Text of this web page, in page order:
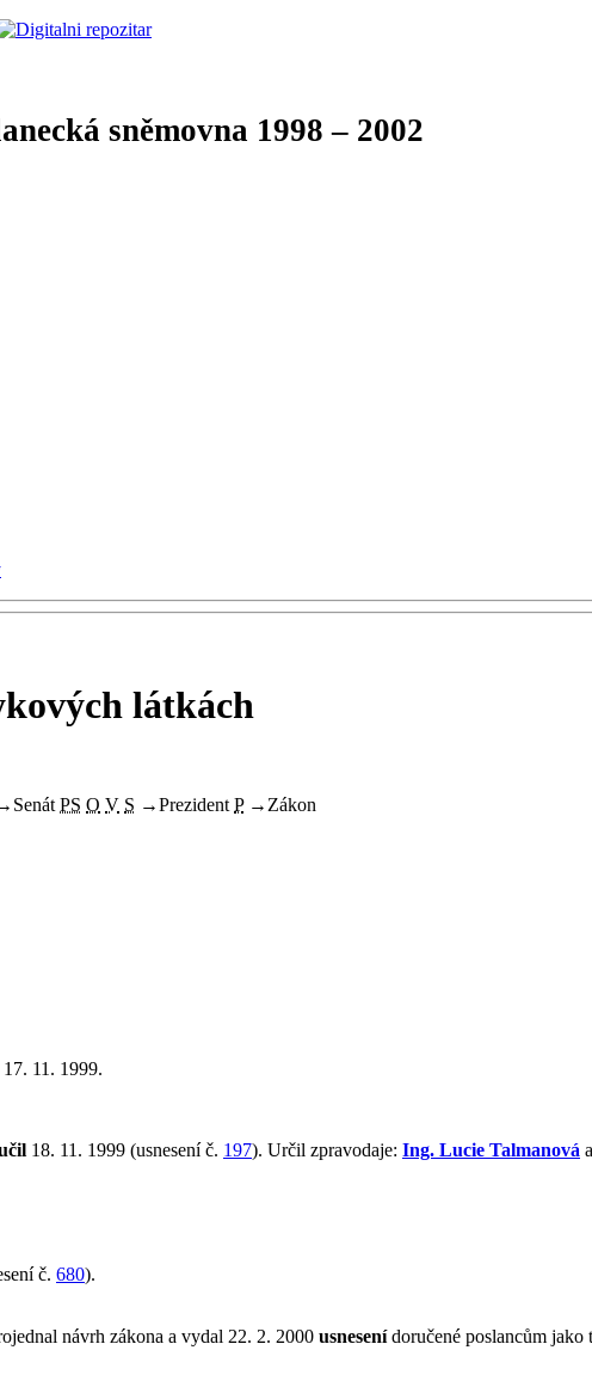
sněmovna 1998 – 2002
látkách
Senát PS O V S →Prezident P → Zákon
17. 11. 1999.
18. 11. 1999 (usnesení č. 197). Určil zpravodaje: Ing. Lucie Talmanová
č. 680).
návrh zákona a vydal 22. 2. 2000 usnesenídoručené poslancům jako